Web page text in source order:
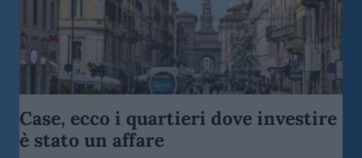
Case, ecco i quartieri dove investire
è stato un affare